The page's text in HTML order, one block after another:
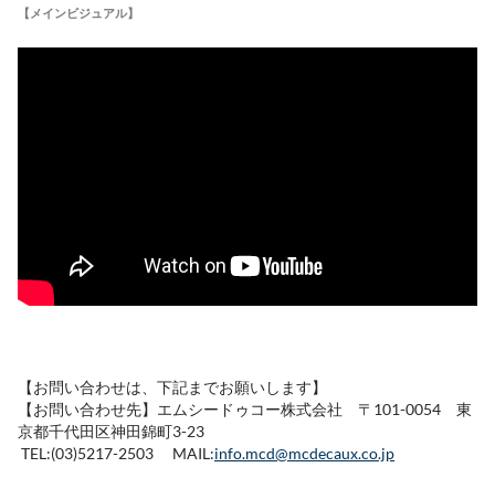
【メインビジュアル】
【お問い合わせは、下記までお願いします】
【お問い合わせ先】エムシードゥコー株式会社 〒101-0054 東
京都千代田区神田錦町3-23
TEL:(03)5217-2503 MAIL:info.mcd@mcdecaux.co.jp